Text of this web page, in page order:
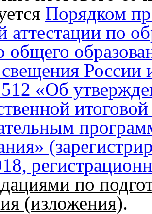
Порядком
аттестации по
общего
России
«Об
по
(изложения).